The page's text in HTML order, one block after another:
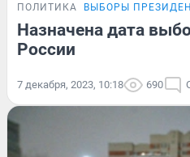
ПОЛИТИКА ВЫБОРЫ
Назначена дата
России
7 декабря, 2023, 10:18 690